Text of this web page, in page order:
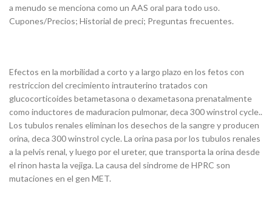
a menudo se menciona como un AAS oral para todo uso.
Cupones/Precios; Historial de preci; Preguntas frecuentes.
Efectos en la morbilidad a corto y a largo plazo en los fetos con
restriccion del crecimiento intrauterino tratados con
glucocorticoides betametasona o dexametasona prenatalmente
como inductores de maduracion pulmonar, deca 300 winstrol cycle..
Los tubulos renales eliminan los desechos de la sangre y producen
orina, deca 300 winstrol cycle. La orina pasa por los tubulos renales
a la pelvis renal, y luego por el ureter, que transporta la orina desde
el rinon hasta la vejiga. La causa del sindrome de HPRC son
mutaciones en el gen MET.